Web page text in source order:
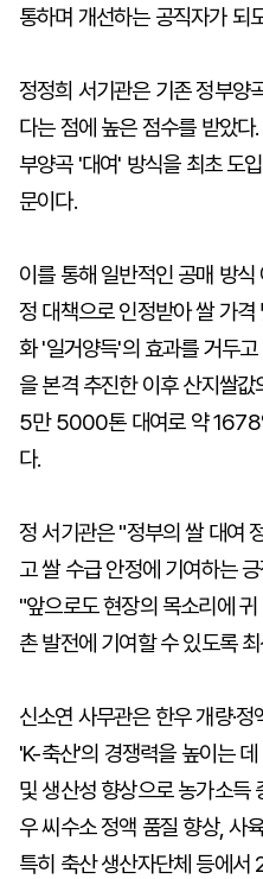
통하며 개선하는 공직자가 되
정정희 서기관은 기존 정부양
다는 점에 높은 점수를 받았
부양곡 '대여' 방식을 최초 도
문이다.
이를 통해 일반적인 공매 방
정 대책으로 인정받아 쌀 가
화 '일거양득'의 효과를 거두
을 본격 추진한 이후 산지쌀
5만 5000톤 대여로 약 1678
다.
정 서기관은 "정부의 쌀 대여
고 쌀 수급 안정에 기여하는
"앞으로도 현장의 목소리에
촌 발전에 기여할 수 있도록
신소연 사무관은 한우 개량·
'K-축산'의 경쟁력을 높이는
및 생산성 향상으로 농가소득
우 씨수소 정액 품질 향상, 사
특히 축산 생산자단체 등에서